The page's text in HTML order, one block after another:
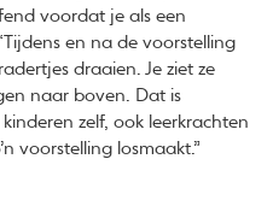
voordat je als een
en na de voorstelling
draaien. Je ziet ze
naar boven. Dat is
zelf, ook leerkrachten
voorstelling losmaakt.”